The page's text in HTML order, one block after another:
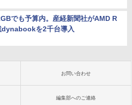
でも予算内。産経新聞社がAMD R
を2千台導入
お問い合わせ
編集部へのご連絡